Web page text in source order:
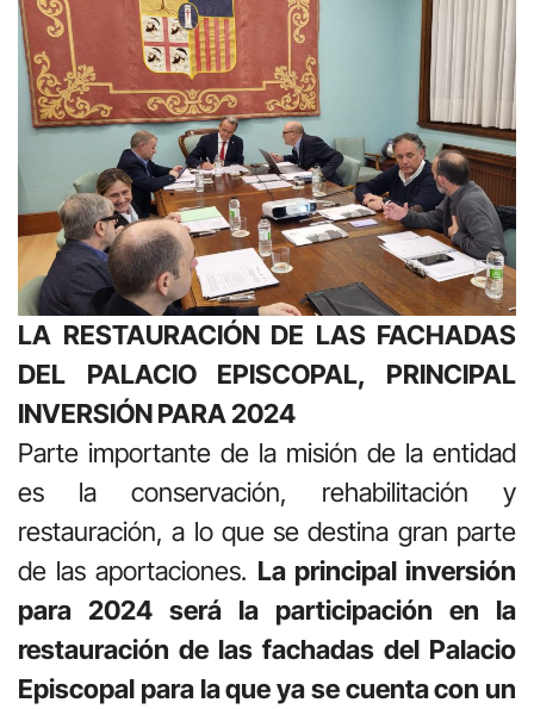
LA RESTAURACIÓN DE LAS FACHADAS
DEL PALACIO EPISCOPAL, PRINCIPAL
INVERSIÓN PARA 2024
Parte importante de la misión de la entidad
es la conservación, rehabilitación y
restauración, a lo que se destina gran parte
de las aportaciones. La principal inversión
para 2024 será la participación en la
restauración de las fachadas del Palacio
Episcopal para la que ya se cuenta con un